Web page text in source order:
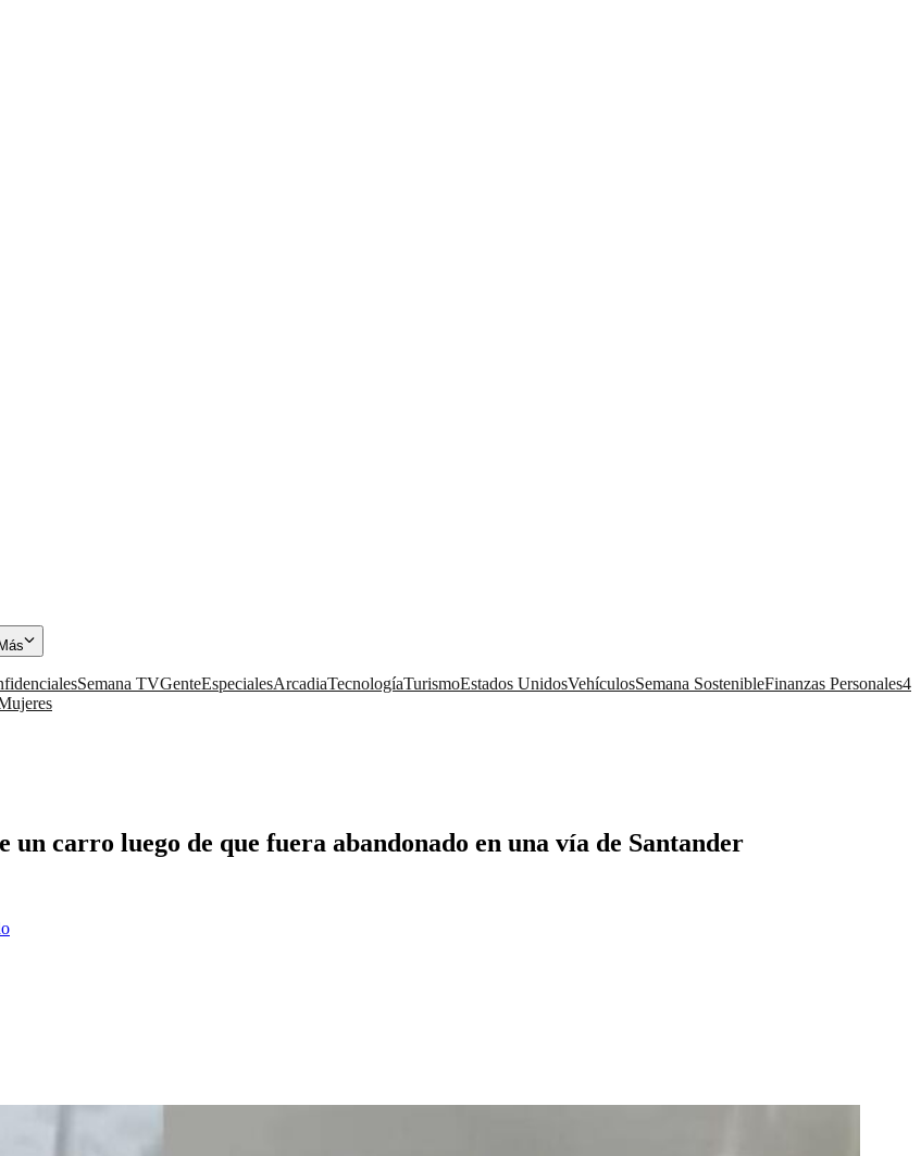
Más
Semana TVGenteEspecialesArcadiaTecnologíaTurismoEstados UnidosVehículosSemana SostenibleFinanzas Personales4
carro luego de que fuera abandonado en una vía de Santander